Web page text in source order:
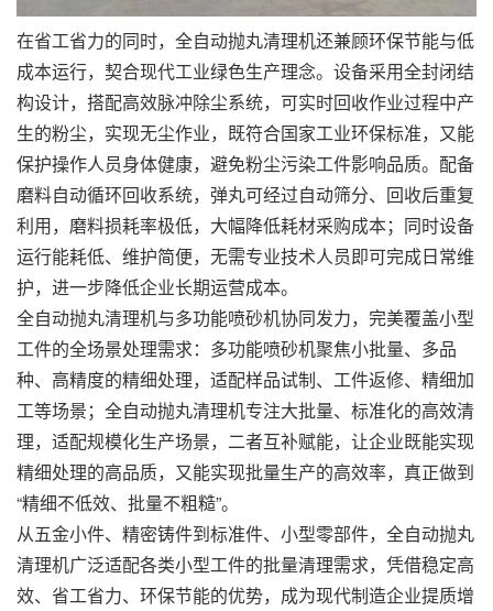
在省工省力的同时，全自动抛丸清理机还兼顾环保节能与低
成本运行，契合现代工业绿色生产理念。设备采用全封闭结
构设计，搭配高效脉冲除尘系统，可实时回收作业过程中产
生的粉尘，实现无尘作业，既符合国家工业环保标准，又能
保护操作人员身体健康，避免粉尘污染工件影响品质。配备
磨料自动循环回收系统，弹丸可经过自动筛分、回收后重复
利用，磨料损耗率极低，大幅降低耗材采购成本；同时设备
运行能耗低、维护简便，无需专业技术人员即可完成日常维
护，进一步降低企业长期运营成本。
全自动抛丸清理机与多功能喷砂机协同发力，完美覆盖小型
工件的全场景处理需求：多功能喷砂机聚焦小批量、多品
种、高精度的精细处理，适配样品试制、工件返修、精细加
工等场景；全自动抛丸清理机专注大批量、标准化的高效清
理，适配规模化生产场景，二者互补赋能，让企业既能实现
精细处理的高品质，又能实现批量生产的高效率，真正做到
“精细不低效、批量不粗糙”。
从五金小件、精密铸件到标准件、小型零部件，全自动抛丸
清理机广泛适配各类小型工件的批量清理需求，凭借稳定高
效、省工省力、环保节能的优势，成为现代制造企业提质增